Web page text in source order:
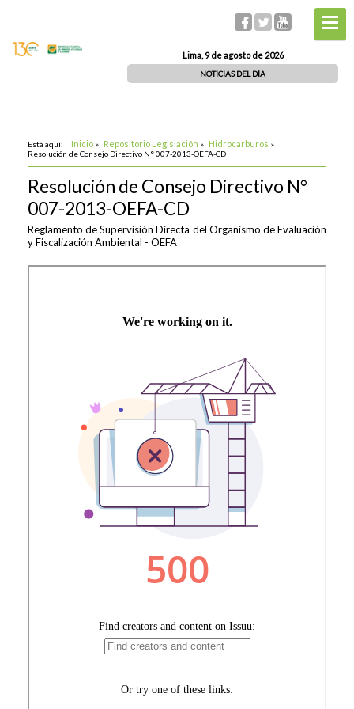
Lima, 9 de agosto de 2026
NOTICIAS DEL DÍA
Está aquí: Inicio » Repositorio Legislación » Hidrocarburos »
Resolución de Consejo Directivo N° 007-2013-OEFA-CD
Resolución de Consejo Directivo N°
007-2013-OEFA-CD
Reglamento de Supervisión Directa del Organismo de Evaluación
y Fiscalización Ambiental - OEFA